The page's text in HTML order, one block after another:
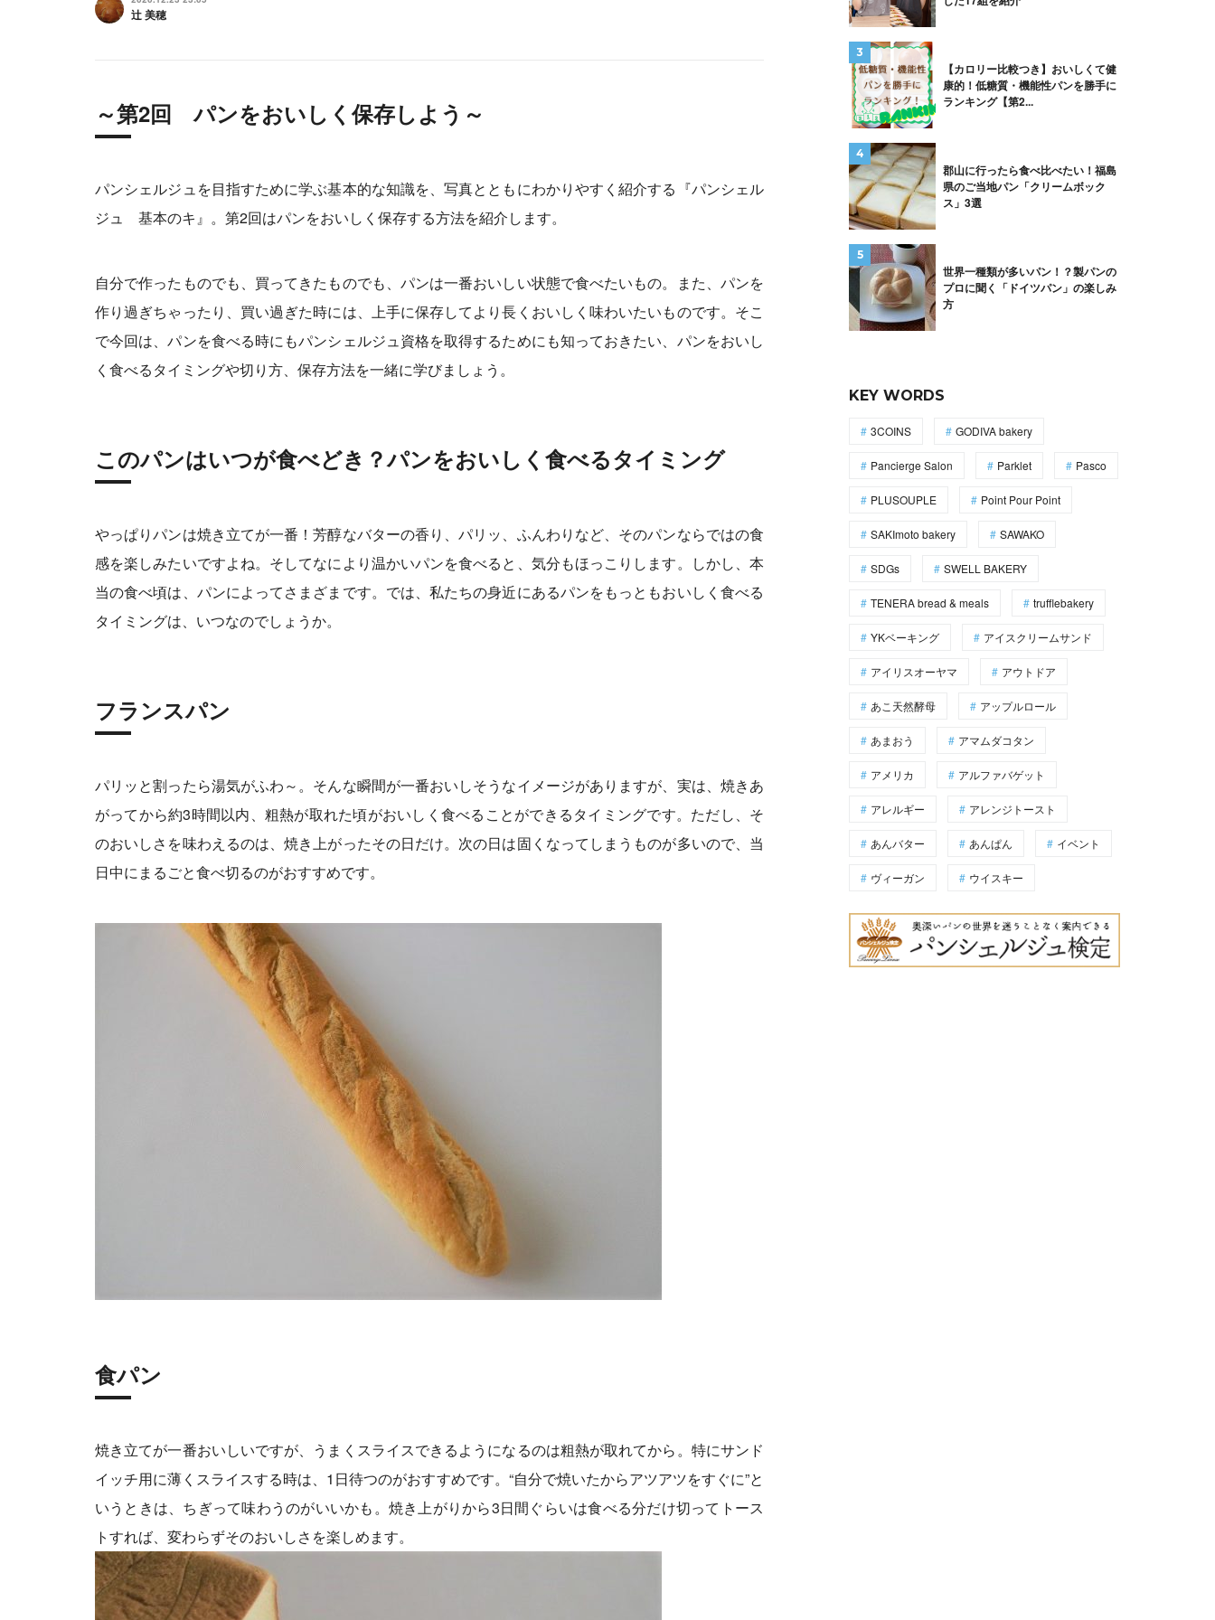
辻 美穂
～第2回 パンをおいしく保存しよう～
パンシェルジュを目指すために学ぶ基本的な知識を、写真とともにわかりやすく紹介する『パンシェル
ジュ 基本のキ』。第2回はパンをおいしく保存する方法を紹介します。
自分で作ったものでも、買ってきたものでも、パンは一番おいしい状態で食べたいもの。また、パンを
作り過ぎちゃったり、買い過ぎた時には、上手に保存してより長くおいしく味わいたいものです。そこ
で今回は、パンを食べる時にもパンシェルジュ資格を取得するためにも知っておきたい、パンをおいし
く食べるタイミングや切り方、保存方法を一緒に学びましょう。
このパンはいつが食べどき？パンをおいしく食べるタイミング
やっぱりパンは焼き立てが一番！芳醇なバターの香り、パリッ、ふんわりなど、そのパンならではの食
感を楽しみたいですよね。そしてなにより温かいパンを食べると、気分もほっこりします。しかし、本
当の食べ頃は、パンによってさまざまです。では、私たちの身近にあるパンをもっともおいしく食べる
タイミングは、いつなのでしょうか。
フランスパン
パリッと割ったら湯気がふわ～。そんな瞬間が一番おいしそうなイメージがありますが、実は、焼きあ
がってから約3時間以内、粗熱が取れた頃がおいしく食べることができるタイミングです。ただし、そ
のおいしさを味わえるのは、焼き上がったその日だけ。次の日は固くなってしまうものが多いので、当
日中にまるごと食べ切るのがおすすめです。
食パン
焼き立てが一番おいしいですが、うまくスライスできるようになるのは粗熱が取れてから。特にサンド
イッチ用に薄くスライスする時は、1日待つのがおすすめです。“自分で焼いたからアツアツをすぐに”と
いうときは、ちぎって味わうのがいいかも。焼き上がりから3日間ぐらいは食べる分だけ切ってトース
トすれば、変わらずそのおいしさを楽しめます。
【カロリー比較つき】おいしくて健
康的！低糖質・機能性パンを勝手に
ランキング【第2...
郡山に行ったら食べ比べたい！福島
県のご当地パン「クリームボック
ス」3選
世界一種類が多いパン！？製パンの
プロに聞く「ドイツパン」の楽しみ
方
KEY WORDS
3COINS GODIVA bakery
Pancierge Salon Parklet Pasco
PLUSOUPLE Point Pour Point
SAKImoto bakery SAWAKO
SDGs SWELL BAKERY
TENERA bread & meals trufflebakery
YKベーキング アイスクリームサンド
アイリスオーヤマ アウトドア
あこ天然酵母 アップルロール
あまおう アマムダコタン
アメリカ アルファバゲット
アレルギー アレンジトースト
あんバター あんぱん イベント
ヴィーガン ウイスキー